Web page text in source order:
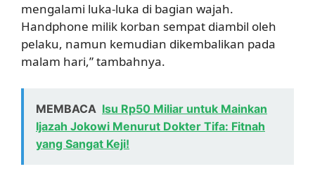
mengalami luka-luka di bagian wajah.
Handphone milik korban sempat diambil oleh
pelaku, namun kemudian dikembalikan pada
malam hari,” tambahnya.
MEMBACA Isu Rp50 Miliar untuk Mainkan
Ijazah Jokowi Menurut Dokter Tifa: Fitnah
yang Sangat Keji!